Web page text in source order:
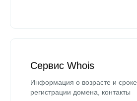
Сервис Whois
Информация о возрасте и сроке
регистрации домена, контакты